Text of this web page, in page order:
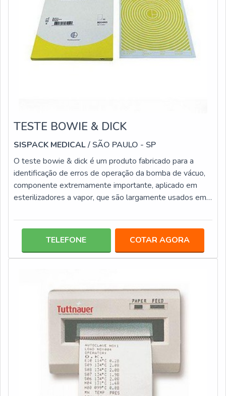
TESTE BOWIE & DICK
SISPACK MEDICAL/ SÃO PAULO - SP
O teste bowie & dick é um produto fabricado para a
identificação de erros de operação da bomba de vácuo,
componente extremamente importante, aplicado em
esterilizadores a vapor, que são largamente usados em
outros. Basicamente o teste identifica a falha na
meio da alteração da tonalidade do indicador químico
aplicado neste tipo de produto.Detalhes importantes do
TELEFONE COTAR AGORA